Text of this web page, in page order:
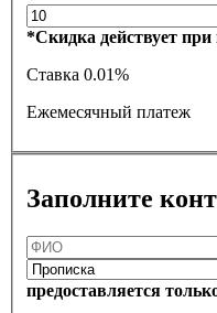
*Скидка действует при
Ставка 0.01%
Ежемесячный платеж
Заполните
предоставляется